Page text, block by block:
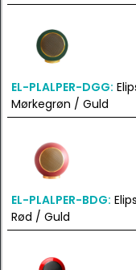
EL-PLALPER-DGG:
Mørkegrøn / Guld
EL-PLALPER-BDG:
Rød / Guld